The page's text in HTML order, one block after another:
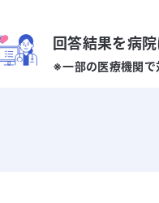
回答結果を病
※一部の医療機関で